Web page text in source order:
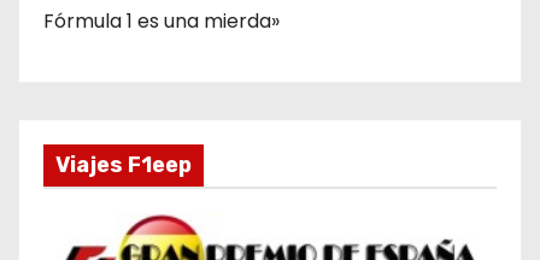
Fórmula 1 es una mierda»
Viajes F1eep